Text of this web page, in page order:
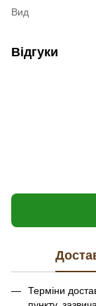
Вид
Відгуки
Терміни